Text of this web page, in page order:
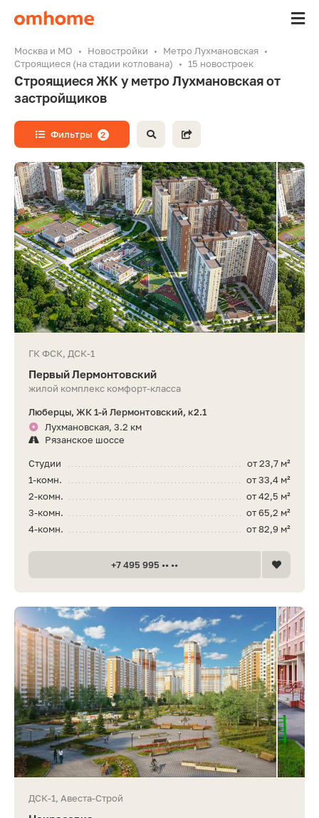
Москва и МО Новостройки
Метро Лухмановская
Строящиеся (на стадии котлована)
15 новостроек
Строящиеся ЖК у метро Лухмановская от
застройщиков
Фильтры 2
ГК ФСК, ДСК-1
Первый Лермонтовский
жилой комплекс комфорт-класса
Люберцы, ЖК 1-й Лермонтовский, к2.1
Лухмановская, 3.2 км
Рязанское шоссе
от 23,7 м²
Студии
от 33,4 м²
1-комн.
от 42,5 м²
2-комн.
от 65,2 м²
3-комн.
от 82,9 м²
4-комн.
+7 495 995 •• ••
ДСК-1, Авеста-Строй